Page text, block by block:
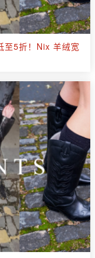
至5折！Nix 羊绒宽